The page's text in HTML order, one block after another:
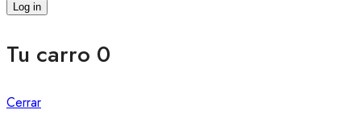
Log in
Tu carro 0
Cerrar